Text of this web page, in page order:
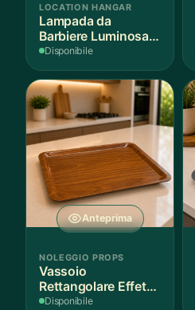
LOCATION HANGAR
Lampada da
Barbiere Luminosa
Rotante
Disponibile
Anteprima
NOLEGGIO PROPS
Vassoio
Rettangolare Effetto
Legno
Disponibile